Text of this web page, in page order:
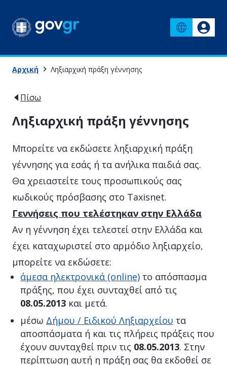
Αρχική Ληξιαρχική πράξη γέννησης
Πίσω
Ληξιαρχική πράξη γέννησης
Μπορείτε να εκδώσετε ληξιαρχική πράξη
γέννησης για εσάς ή τα ανήλικα παιδιά σας.
Θα χρειαστείτε τους προσωπικούς σας
κωδικούς πρόσβασης στο Taxisnet.
Γεννήσεις που τελέστηκαν στην Ελλάδα
Αν η γέννηση έχει τελεστεί στην Ελλάδα και
έχει καταχωριστεί στο αρμόδιο ληξιαρχείο,
μπορείτε να εκδώσετε:
άμεσα ηλεκτρονικά (online) το απόσπασμα
πράξης, που έχει συνταχθεί από τις
08.05.2013 και μετά.
μέσω Δήμου / Ειδικού Ληξιαρχείου τα
αποσπάσματα ή και τις πλήρεις πράξεις που
έχουν συνταχθεί πριν τις 08.05.2013. Στην
περίπτωση αυτή η πράξη σας θα εκδοθεί σε